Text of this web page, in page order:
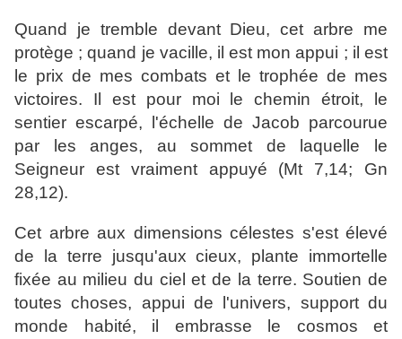
Quand je tremble devant Dieu, cet arbre me
protège ; quand je vacille, il est mon appui ; il est
le prix de mes combats et le trophée de mes
victoires. Il est pour moi le chemin étroit, le
sentier escarpé, l'échelle de Jacob parcourue
par les anges, au sommet de laquelle le
Seigneur est vraiment appuyé (Mt 7,14; Gn
28,12).
Cet arbre aux dimensions célestes s'est élevé
de la terre jusqu'aux cieux, plante immortelle
fixée au milieu du ciel et de la terre. Soutien de
toutes choses, appui de l'univers, support du
monde habité, il embrasse le cosmos et